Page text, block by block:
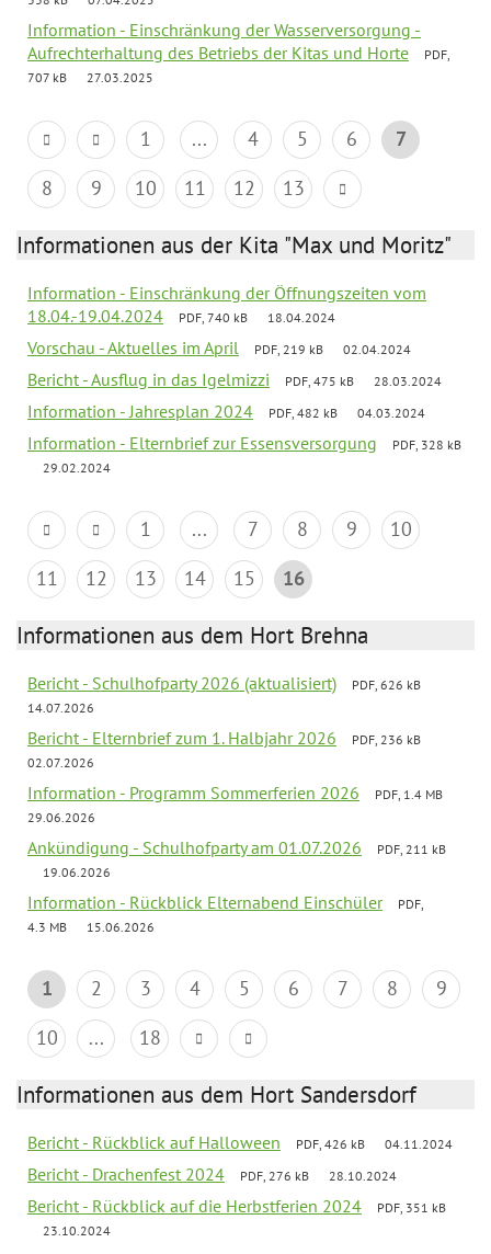
Information - Einschränkung der Wasserversorgung -
Aufrechterhaltung des Betriebs der Kitas und Horte
PDF,
707 kB
27.03.2025
1 ... 4 5 6
7
8
9 10 11 12 13
Informationen aus der Kita "Max und Moritz"
Information - Einschränkung der Öffnungszeiten vom
18.04.-19.04.2024
PDF, 740 kB 18.04.2024
Vorschau - Aktuelles im April PDF, 219 kB 02.04.2024
Bericht - Ausflug in das Igelmizzi PDF, 475 kB 28.03.2024
Information - Jahresplan 2024 PDF, 482 kB 04.03.2024
Information - Elternbrief zur Essensversorgung
PDF, 328 kB
29.02.2024
1 ... 7 8 9
10
11
12 13 14 15 16
Informationen aus dem Hort Brehna
Bericht - Schulhofparty 2026 (aktualisiert)
PDF, 626 kB
14.07.2026
Bericht - Elternbrief zum 1. Halbjahr 2026
PDF, 236 kB
02.07.2026
Information - Programm Sommerferien 2026
PDF, 1.4 MB
29.06.2026
Ankündigung - Schulhofparty am 01.07.2026
PDF, 211 kB
19.06.2026
Information - Rückblick Elternabend Einschüler
PDF,
4.3 MB
15.06.2026
1 2 3 4 5 6 7 8
9
10
... 18
Informationen aus dem Hort Sandersdorf
Bericht - Rückblick auf Halloween PDF, 426 kB 04.11.2024
Bericht - Drachenfest 2024 PDF, 276 kB 28.10.2024
Bericht - Rückblick auf die Herbstferien 2024
PDF, 351 kB
23.10.2024